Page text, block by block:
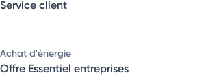
Service client
Achat d'énergie
Offre Essentiel entreprises